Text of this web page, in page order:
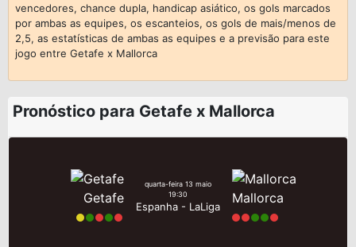
vencedores, chance dupla, handicap asiático, os gols marcados
por ambas as equipes, os escanteios, os gols de mais/menos de
2,5, as estatísticas de ambas as equipes e a previsão para este
jogo entre Getafe x Mallorca
Pronóstico para Getafe x Mallorca
Getafe
quarta-feira 13 maio
19:30
Espanha - LaLiga
Mallorca